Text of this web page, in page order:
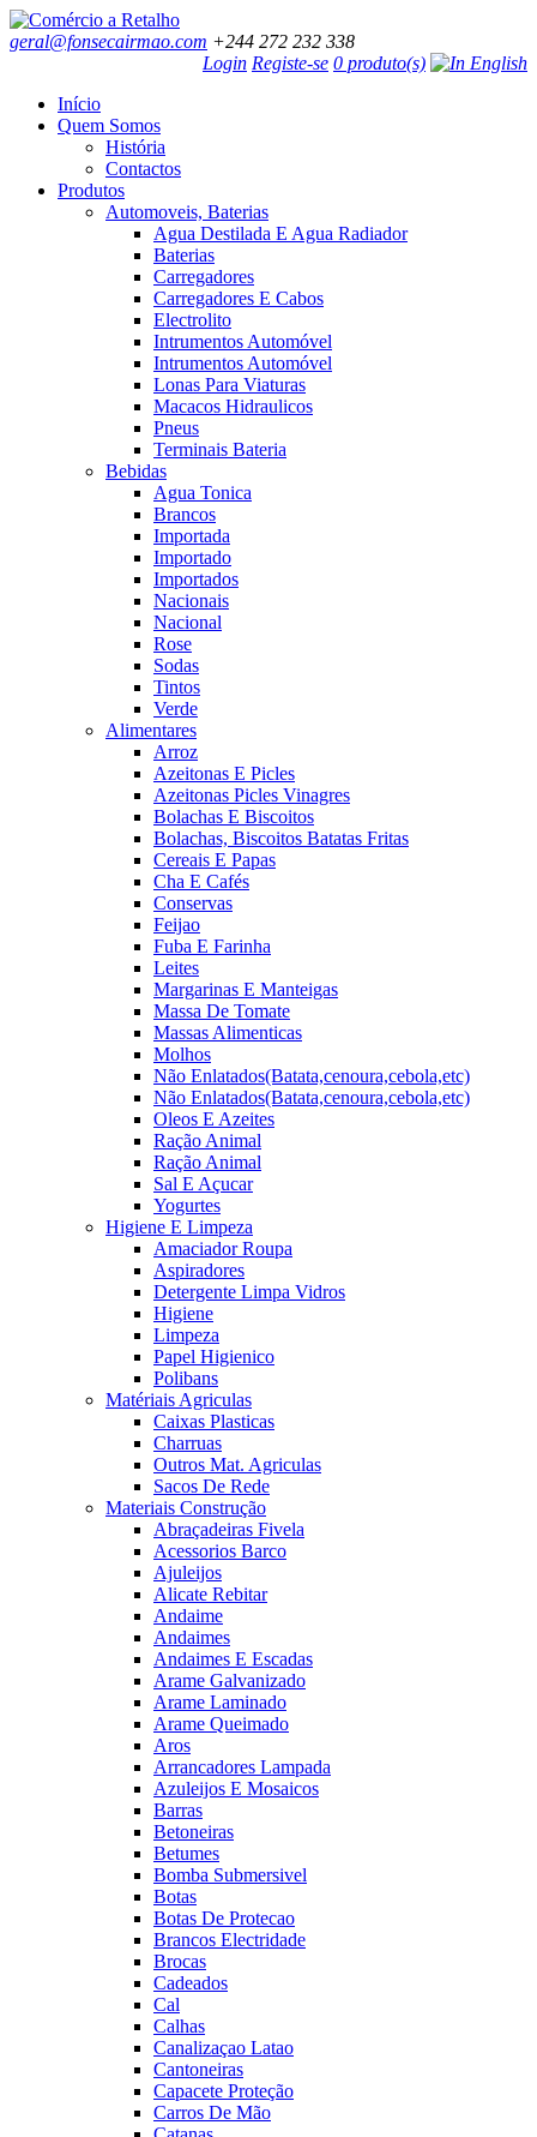
geral@fonsecairmao.com +244 272 232 338
Login Registe-se 0 produto(s)
Início
Quem Somos
História
Contactos
Produtos
Automoveis, Baterias
Agua Destilada E Agua Radiador
Baterias
Carregadores
Carregadores E Cabos
Electrolito
Intrumentos Automóvel
Intrumentos Automóvel
Lonas Para Viaturas
Macacos Hidraulicos
Pneus
Terminais Bateria
Bebidas
Agua Tonica
Brancos
Importada
Importado
Importados
Nacionais
Nacional
Rose
Sodas
Tintos
Verde
Alimentares
Arroz
Azeitonas E Picles
Azeitonas Picles Vinagres
Bolachas E Biscoitos
Bolachas, Biscoitos Batatas Fritas
Cereais E Papas
Cha E Cafés
Conservas
Feijao
Fuba E Farinha
Leites
Margarinas E Manteigas
Massa De Tomate
Massas Alimenticas
Molhos
Não Enlatados(Batata,cenoura,cebola,etc)
Não Enlatados(Batata,cenoura,cebola,etc)
Oleos E Azeites
Ração Animal
Ração Animal
Sal E Açucar
Yogurtes
Higiene E Limpeza
Amaciador Roupa
Aspiradores
Detergente Limpa Vidros
Higiene
Limpeza
Papel Higienico
Polibans
Matériais Agriculas
Caixas Plasticas
Charruas
Outros Mat. Agriculas
Sacos De Rede
Materiais Construção
Abraçadeiras Fivela
Acessorios Barco
Ajuleijos
Alicate Rebitar
Andaime
Andaimes
Andaimes E Escadas
Arame Galvanizado
Arame Laminado
Arame Queimado
Aros
Arrancadores Lampada
Azuleijos E Mosaicos
Barras
Betoneiras
Betumes
Bomba Submersivel
Botas
Botas De Protecao
Brancos Electridade
Brocas
Cadeados
Cal
Calhas
Canalizaçao Latao
Cantoneiras
Capacete Proteção
Carros De Mão